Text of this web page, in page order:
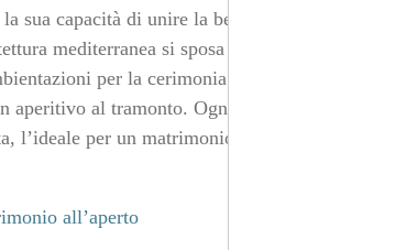
sua capacità di unire la bellezza naturale
mediterranea si sposa perfettamente
per la cerimonia: dai giardini
aperitivo al tramonto. Ogni angolo di
l’ideale per un matrimonio raccolto, dove
all’aperto